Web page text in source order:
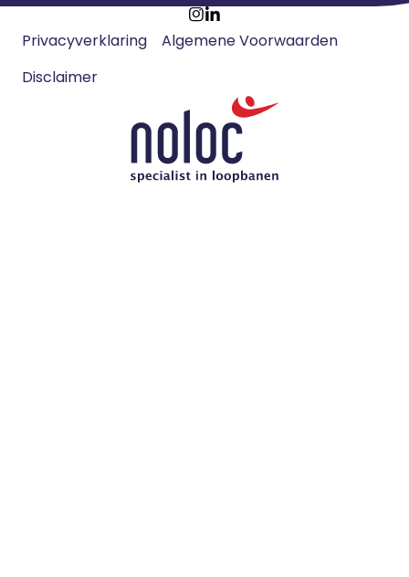
GaGa
Footer
navigatie
Privacyverklaring
Algemene Voorwaarden
Disclaimer